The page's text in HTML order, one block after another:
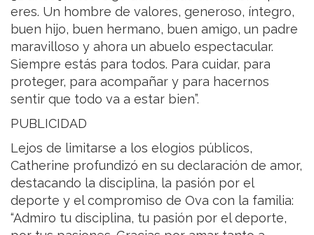
eres. Un hombre de valores, generoso, íntegro,
buen hijo, buen hermano, buen amigo, un padre
maravilloso y ahora un abuelo espectacular.
Siempre estás para todos. Para cuidar, para
proteger, para acompañar y para hacernos
sentir que todo va a estar bien”.
PUBLICIDAD
Lejos de limitarse a los elogios públicos,
Catherine profundizó en su declaración de amor,
destacando la disciplina, la pasión por el
deporte y el compromiso de Ova con la familia:
“Admiro tu disciplina, tu pasión por el deporte,